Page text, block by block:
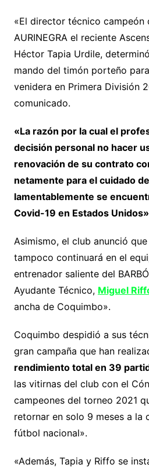
«El director técnico campeón
AURINEGRA el reciente
Héctor Tapia Urdile,
mando del timón porteño
venidera en Primera División
comunicado.
«La razón por la cual el
decisión personal no hacer
renovación de su contrato
netamente para el cuidado
lamentablemente se
Covid-19 en Estados
Asimismo, el club anunció
tampoco continuará en el
entrenador saliente del
Ayudante Técnico, Miguel
ancha de Coquimbo».
Coquimbo despidió a sus
gran campaña que han
rendimiento total en 39
las vitirnas del club con el
campeones del torneo 2021
retornar en solo 9 meses a la
fútbol nacional».
«Además, Tapia y Riffo se